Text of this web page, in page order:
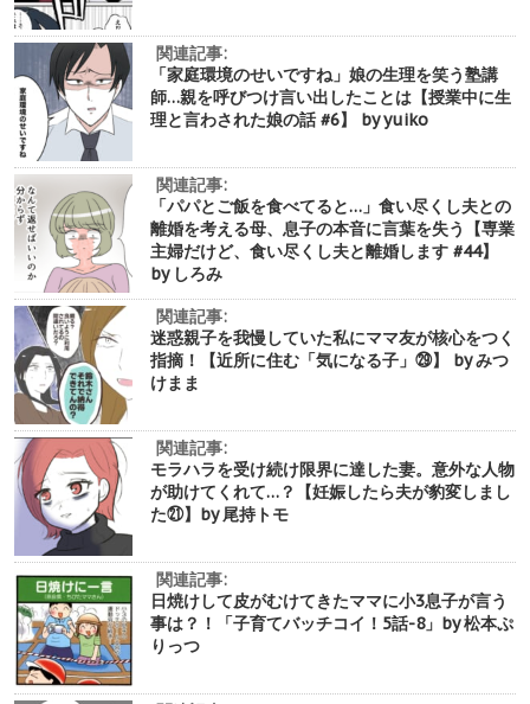
関連記事:
「家庭環境のせいですね」娘の生理を笑う塾講
師…親を呼びつけ言い出したことは【授業中に生
理と言わされた娘の話 #6】 by yuiko
関連記事:
「パパとご飯を食べてると…」食い尽くし夫との
離婚を考える母、息子の本音に言葉を失う【専業
主婦だけど、食い尽くし夫と離婚します #44】
by しろみ
関連記事:
迷惑親子を我慢していた私にママ友が核心をつく
指摘！【近所に住む「気になる子」㉙】 by みつ
けまま
関連記事:
モラハラを受け続け限界に達した妻。意外な人物
が助けてくれて…？【妊娠したら夫が豹変しまし
た㉑】by 尾持トモ
関連記事:
日焼けして皮がむけてきたママに小3息子が言う
事は？！「子育てバッチコイ！5話-8」by 松本ぷ
りっつ